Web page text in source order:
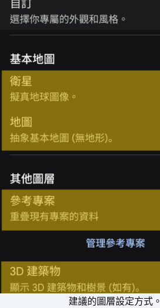
建議的圖層設定方式。